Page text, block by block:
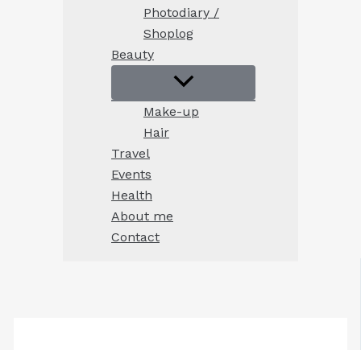
Photodiary /
Shoplog
Beauty
Make-up
Hair
Travel
Events
Health
About me
Contact